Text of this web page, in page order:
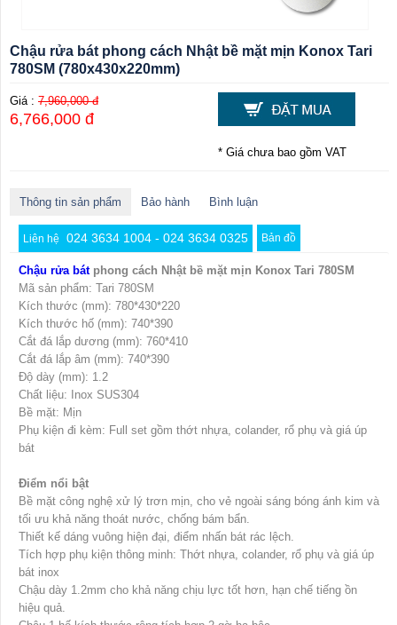
Chậu rửa bát phong cách Nhật bề mặt mịn Konox Tari
780SM (780x430x220mm)
Giá : 7,960,000 đ
6,766,000 đ
* Giá chưa bao gồm VAT
Thông tin sản phẩm Bảo hành Bình luận
Liên hệ 024 3634 1004 - 024 3634 0325 Bản đồ
Chậu rửa bátphong cách Nhật bề mặt mịn Konox Tari 780SM
Mã sản phẩm: Tari 780SM
Kích thước (mm): 780*430*220
Kích thước hố (mm): 740*390
Cắt đá lắp dương (mm): 760*410
Cắt đá lắp âm (mm): 740*390
Độ dày (mm): 1.2
Chất liệu: Inox SUS304
Bề mặt: Mịn
Phụ kiện đi kèm: Full set gồm thớt nhựa, colander, rổ phụ và giá úp
bát
Điểm nổi bật
Bề mặt công nghệ xử lý trơn mịn, cho vẻ ngoài sáng bóng ánh kim và
tối ưu khả năng thoát nước, chống bám bẩn.
Thiết kế dáng vuông hiện đại, điểm nhấn bát rác lệch.
Tích hợp phụ kiện thông minh: Thớt nhựa, colander, rổ phụ và giá úp
bát inox
Chậu dày 1.2mm cho khả năng chịu lực tốt hơn, hạn chế tiếng ồn
hiệu quả.